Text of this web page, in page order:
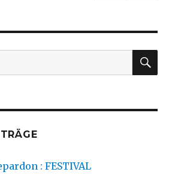
E
: FESTIVAL